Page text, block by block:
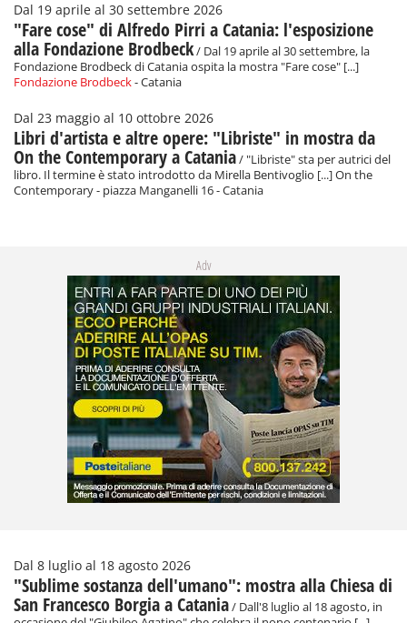
Dal 19 aprile al 30 settembre 2026
"Fare cose" di Alfredo Pirri a Catania: l'esposizione
alla Fondazione Brodbeck/ Dal 19 aprile al 30 settembre, la
Fondazione Brodbeck di Catania ospita la mostra "Fare cose" [...]
Fondazione Brodbeck- Catania
Dal 23 maggio al 10 ottobre 2026
Libri d'artista e altre opere: "Libriste" in mostra da
On the Contemporary a Catania/ "Libriste" sta per autrici del
libro. Il termine è stato introdotto da Mirella Bentivoglio [...] On the
Contemporary - piazza Manganelli 16 - Catania
Adv
Dal 8 luglio al 18 agosto 2026
"Sublime sostanza dell'umano": mostra alla Chiesa di
San Francesco Borgia a Catania/ Dall'8 luglio al 18 agosto, in